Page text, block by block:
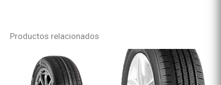
Productos relacionados